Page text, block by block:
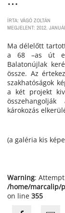
ÍRTA: VÁGÓ ZOLTÁN
MEGJELENT: 2012.
Ma délelőtt
a 68 –as út
Balatonújlak
össze. Az
szakhatóságok
a két projekt
károkozás
(a galéria kis
Warning:
/home/marcalip/
on line 355